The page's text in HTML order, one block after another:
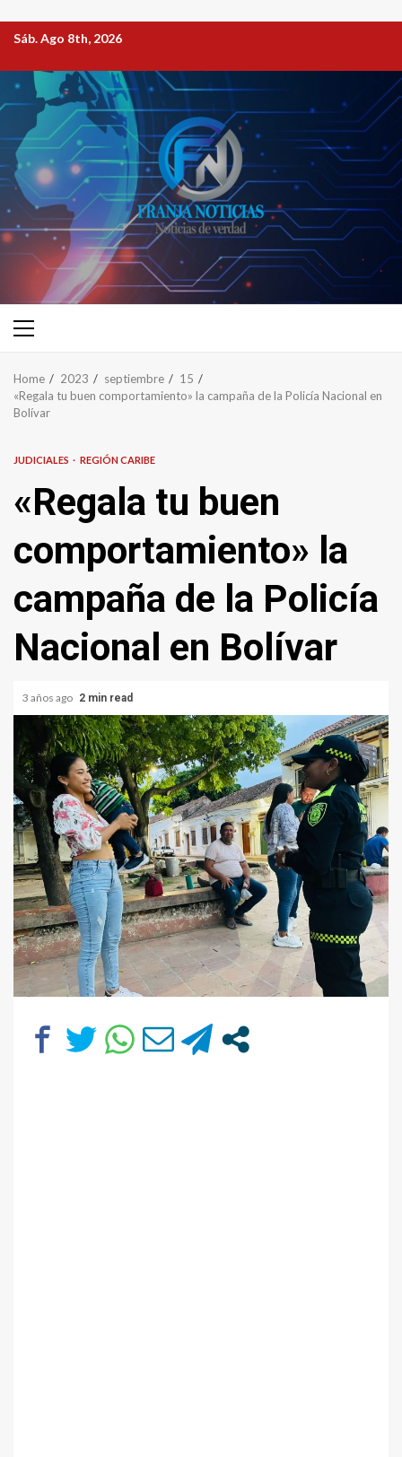
Sáb. Ago 8th, 2026
Home 2023 septiembre
15
«Regala tu buen comportamiento» la campaña de la Policía Nacional en
Bolívar
JUDICIALES REGIÓN CARIBE
«Regala tu buen
comportamiento» la
campaña de la Policía
Nacional en Bolívar
3 años ago 2 min read